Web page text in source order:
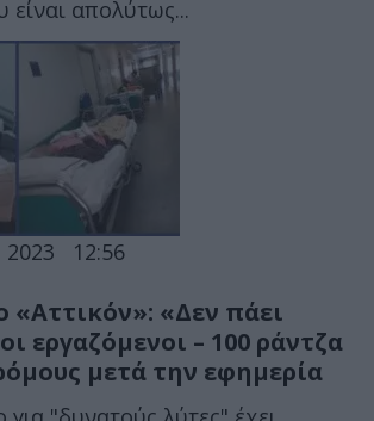
απολύτως...
2023 12:56
«Αττικόν»: «Δεν πάει
εργαζόμενοι – 100 ράντζα
μετά την εφημερία